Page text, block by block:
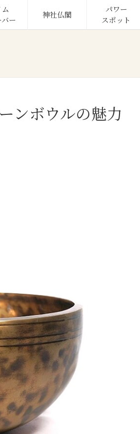
バー
神社仏閣
パワー
スポット
ンボウルの魅力